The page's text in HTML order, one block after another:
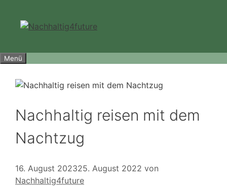
springen
Menü
Nachhaltig reisen mit dem
Nachtzug
16. August 202325. August 2022 von
Nachhaltig4future